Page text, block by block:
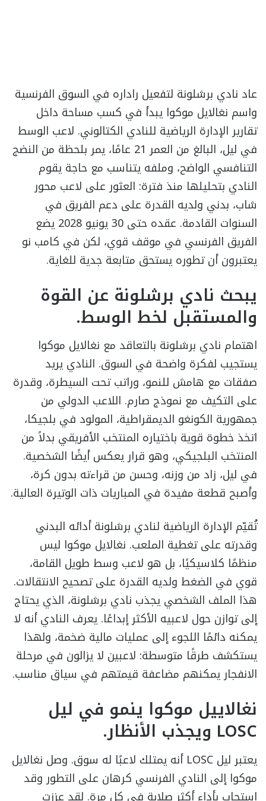
عاد نادي برشلونة لتفعيل راداره في السوق الفرنسية
واسم نغالايل موكوا يبدأ في كسب مساحة داخل
تقارير الإدارة الرياضية للنادي الكتالوني. لاعب الوسط
في ليل، البالغ من العمر 21 عامًا، يمر بلحظة من النضج
التنافسي الواضح، وملفه يتناسب مع حاجة يقوم
النادي بتحليلها منذ فترة: العثور على لاعب محور
شاب، بدني ولديه القدرة على دعم الفريق في
السنوات القادمة. عقده حتى 30 يونيو 2028 يضع
الفريق الفرنسي في موقف قوي، لكن في كامب نو
يعتبرون أن تطوره يستحق متابعة جدية للغاية.
يبحث نادي برشلونة عن القوة
والمستقبل لخط الوسط.
اهتمام نادي برشلونة بالتعاقد مع نغالايل موكوا
يستجيب لفكرة واضحة في السوق. النادي يريد
صفقات مع هامش للنمو، وراتب تحت السيطرة، وقدرة
على التكيف مع نموذج صارم. اللاعب الدولي من
جمهورية الكونغو الديمقراطية، المولود في بلجيكا،
اتخذ خطوة قوية باختياره المنتخب الأفريقي بدلاً من
المنتخب البلجيكي، وهو قرار يعكس أيضًا الشخصية.
في ليل، زاد من وزنه، وحسن من قراءته بدون كرة،
وأصبح قطعة مفيدة في المباريات ذات الوتيرة العالية.
تُقيّم الإدارة الرياضية لنادي برشلونة أدائه البدني
وقدرته على تغطية الملعب. نغالايل موكوا ليس
منظمًا كلاسيكيًا، بل هو لاعب وسط طويل القامة،
قوي في الضغط ولديه القدرة على تصحيح الانتقالات.
هذا الملف الشخصي يجذب نادي برشلونة، الذي يحتاج
إلى توازن حول لاعبيه الأكثر إبداعًا. يعرف النادي أنه لا
يمكنه دائمًا اللجوء إلى عمليات مالية ضخمة، ولهذا
يستكشف طرقًا متوسطة: لاعبين لا يزالون في مرحلة
الانفجار يمكنهم مضاعفة قيمتهم في سياق مناسب.
نغالاييل موكوا ينمو في ليل
LOSC ويجذب الأنظار.
يعتبر ليل LOSC أنه يمتلك لاعبًا له سوق. وصل نغالايل
موكوا إلى النادي الفرنسي كرهان على التطور وقد
استجاب بأداء أكثر صلابة في كل مرة. لقد عززت